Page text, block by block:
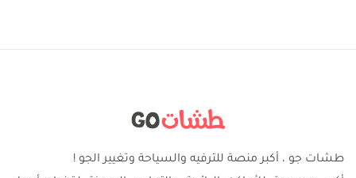
طشات جو ، أكبر منصة للترفيه والسياحة وتغيير الجو !